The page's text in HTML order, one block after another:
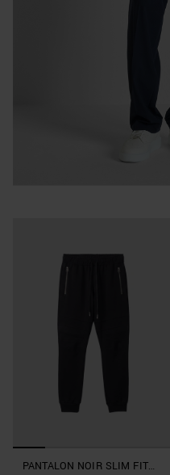
PANTALON NOIR SLIM FIT